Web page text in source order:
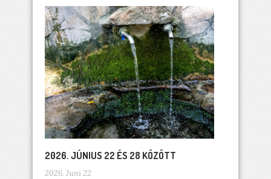
2026. JÚNIUS 22 ÉS 28 KÖZÖTT
2026. Juni 22